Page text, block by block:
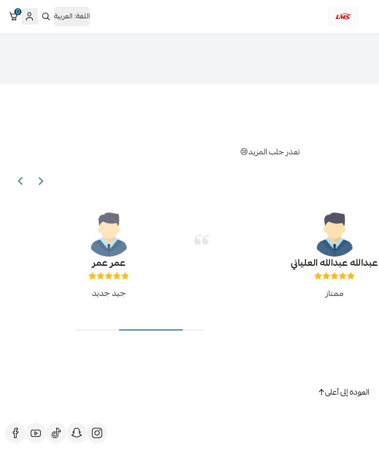
متجر لمسات الشرقية لزينة سيارات LMS اللغة: العربية 0
تعذر جلب المزيد😢
عبدالله عبدالله العلياني
ممتاز
عمر عمر
جيد جديد
العودة إلى أعلى